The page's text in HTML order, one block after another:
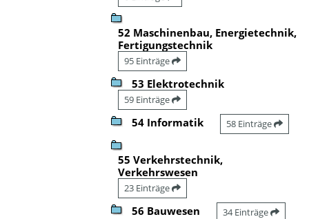
52 Maschinenbau, Energietechnik,
Fertigungstechnik
95 Einträge
53 Elektrotechnik
59 Einträge
54 Informatik 58 Einträge
55 Verkehrstechnik,
Verkehrswesen
23 Einträge
56 Bauwesen 34 Einträge